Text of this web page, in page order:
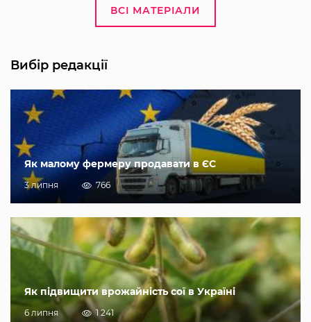
ВСІ МАТЕРІАЛИ
Вибір редакції
Як малому фермеру продавати в ЄС
3 липня 766
Як підвищити врожайність сої в Україні
6 липня 1 241